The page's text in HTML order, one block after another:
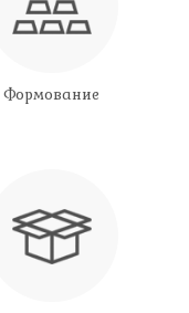
Формование